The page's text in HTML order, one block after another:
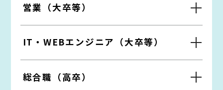
営業（大卒等）
IT・WEBエンジニア（大卒等）
総合職（高卒）